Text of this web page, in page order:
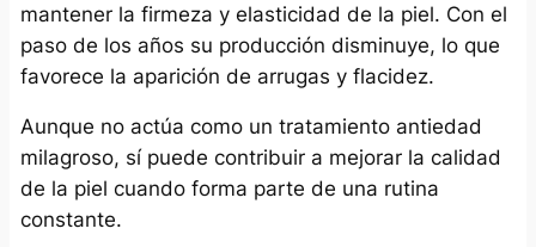
mantener la firmeza y elasticidad de la piel. Con el
paso de los años su producción disminuye, lo que
favorece la aparición de arrugas y flacidez.
Aunque no actúa como un tratamiento antiedad
milagroso, sí puede contribuir a mejorar la calidad
de la piel cuando forma parte de una rutina
constante.